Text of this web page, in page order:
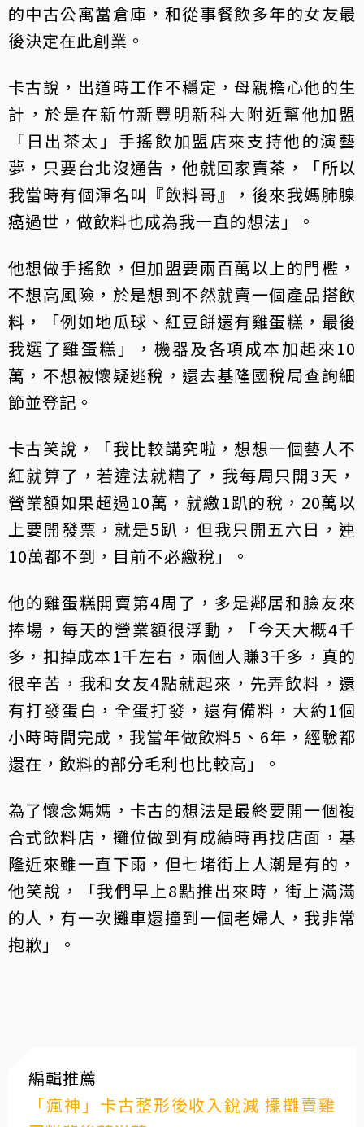
的中古公寓當倉庫，和從事餐飲多年的女友最
後決定在此創業。
卡古說，出道時工作不穩定，母親擔心他的生
計，於是在新竹新豐明新科大附近幫他加盟
「日出茶太」手搖飲加盟店來支持他的演藝
夢，只要台北沒通告，他就回家賣茶，「所以
我當時有個渾名叫『飲料哥』，後來我媽肺腺
癌過世，做飲料也成為我一直的想法」。
他想做手搖飲，但加盟要兩百萬以上的門檻，
不想高風險，於是想到不然就賣一個產品搭飲
料，「例如地瓜球、紅豆餅還有雞蛋糕，最後
我選了雞蛋糕」，機器及各項成本加起來10
萬，不想被懷疑逃稅，還去基隆國稅局查詢細
節並登記。
卡古笑說，「我比較講究啦，想想一個藝人不
紅就算了，若違法就糟了，我每周只開3天，
營業額如果超過10萬，就繳1趴的稅，20萬以
上要開發票，就是5趴，但我只開五六日，連
10萬都不到，目前不必繳稅」。
他的雞蛋糕開賣第4周了，多是鄰居和臉友來
捧場，每天的營業額很浮動，「今天大概4千
多，扣掉成本1千左右，兩個人賺3千多，真的
很辛苦，我和女友4點就起來，先弄飲料，還
有打發蛋白，全蛋打發，還有備料，大約1個
小時時間完成，我當年做飲料5、6年，經驗都
還在，飲料的部分毛利也比較高」。
為了懷念媽媽，卡古的想法是最終要開一個複
合式飲料店，攤位做到有成績時再找店面，基
隆近來雖一直下雨，但七堵街上人潮是有的，
他笑說，「我們早上8點推出來時，街上滿滿
的人，有一次攤車還撞到一個老婦人，我非常
抱歉」。
編輯推薦
「瘋神」卡古整形後收入銳減 擺攤賣雞